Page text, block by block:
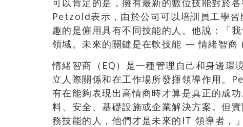
Petzold表示，由於公司可以培訓員工學
趣的是僱用具有不同技能的人。他說：「
領域。未來的關鍵是在軟技能 — 情緒智商
情緒智商（EQ）是一種管理自己和身邊環
立人際關係和在工作場所發揮領導作用。
有在能夠表現出高情商時才算是真正的成
料、安全、基礎設施或企業解決方案。但
務技能的人，他們才是未來的IT 領導者，